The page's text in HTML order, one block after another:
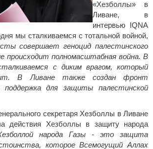
«Хезболлы» в
Ливане, в
интервью IQNA
мы сталкиваемся с тотальной войной,
совершает геноцид палестинского
происходит полномасштабная война. В
с диким врагом, который
В Ливане также создан фронт
поддержка для защиты палестинской
секретаря Хезболлы в Ливане
действия Хезболлы в защиту народа
народа Газы - это защита
которое Всемогущий Аллах